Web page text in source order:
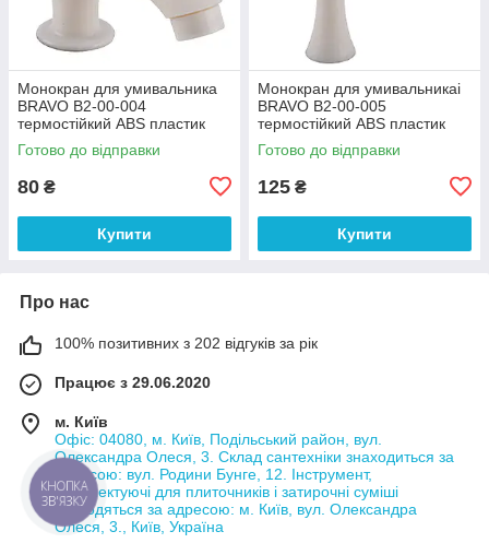
Монокран для умивальника
BRAVO B2-00-004
термостійкий ABS пластик
(000024367)
Готово до відправки
80 ₴
Купити
Монокран для умивальникаі
BRAVO B2-00-005
термостійкий ABS пластик
(000024369)
Готово до відправки
125 ₴
Купити
Про нас
100% позитивних з 202 відгуків за рік
Працює з 29.06.2020
м. Київ
Офіс: 04080, м. Київ, Подільський район, вул.
Олександра Олеся, 3. Склад сантехніки знаходиться за
адресою: вул. Родини Бунге, 12. Інструмент,
комплектуючі для плиточників і затирочні суміші
знаходяться за адресою: м. Київ, вул. Олександра
Олеся, 3., Київ, Україна
КНОПКА
ЗВ'ЯЗКУ